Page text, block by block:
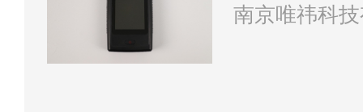
南京唯祎科